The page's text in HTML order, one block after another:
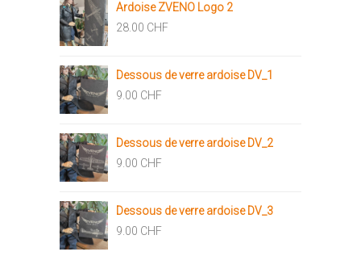
Ardoise ZVENO Logo 2
28.00 CHF
Dessous de verre ardoise DV_1
9.00 CHF
Dessous de verre ardoise DV_2
9.00 CHF
Dessous de verre ardoise DV_3
9.00 CHF